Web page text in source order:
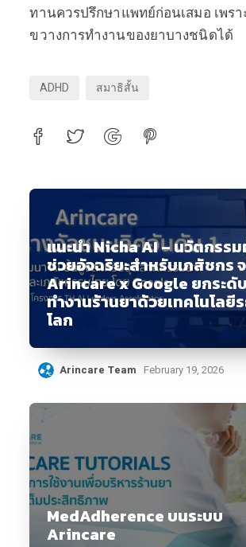
ทานควรปรึกษาแพทย์ก่อนเสมอ เพร
ขวางการทำงานของยาบางชนิดได้
ADHD สมาธิสั้น
แนะนำ Nicha AI – นวัตกรร
ช่วยอัจฉริยะสำหรับเภสัชกร
Arincare x Google ยกระดั
ทำงานร้านยาด้วยเทคโนโลยี
โลก
Arincare Team February 19, 2026
MedAdherence บนระบบ
Arincare